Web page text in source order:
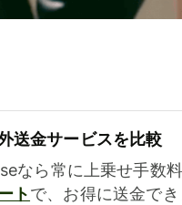
送金サービスを比較
なら常に上乗せ手数
トで、お得に送金でき